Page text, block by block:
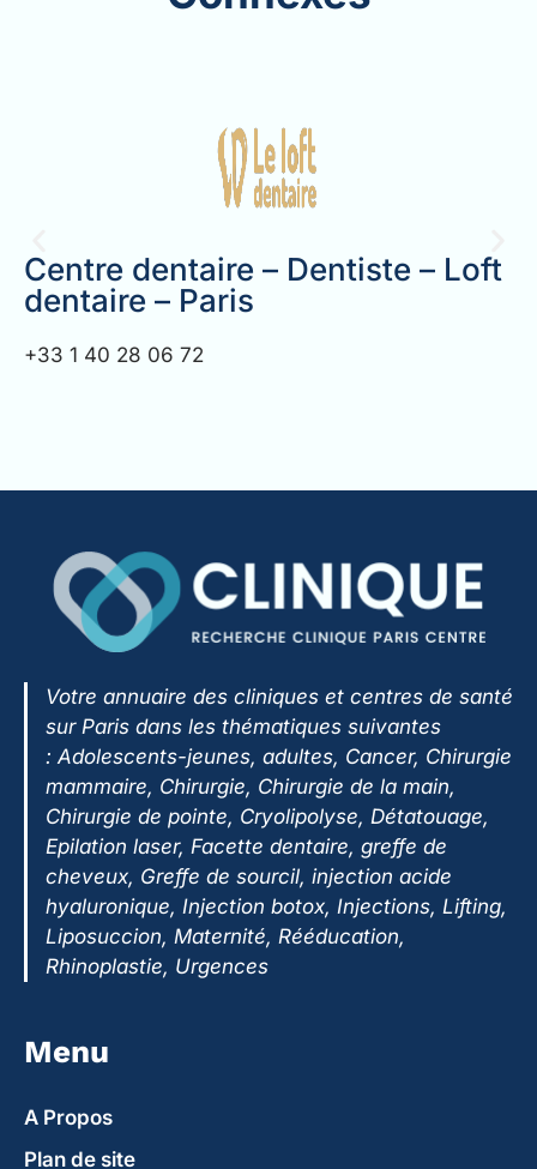
Centre dentaire – Dentiste – Loft
dentaire – Paris
+33 1 40 28 06 72
Votre annuaire des cliniques et centres de santé
sur Paris dans les thématiques suivantes
: Adolescents-jeunes, adultes, Cancer, Chirurgie
mammaire, Chirurgie, Chirurgie de la main,
Chirurgie de pointe, Cryolipolyse, Détatouage,
Epilation laser, Facette dentaire, greffe de
cheveux, Greffe de sourcil, injection acide
hyaluronique, Injection botox, Injections, Lifting,
Liposuccion, Maternité, Rééducation,
Rhinoplastie, Urgences
Menu
A Propos
Plan de site